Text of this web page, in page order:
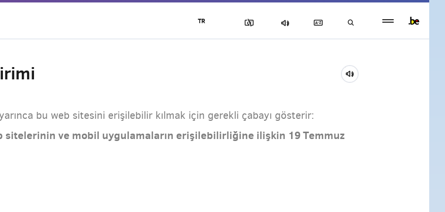
bu web sitesini erişilebilir kılmak için gerekli çabayı gösterir:
sitelerinin ve mobil uygulamaların erişilebilirliğine ilişkin 19 Temmuz
TR
footer